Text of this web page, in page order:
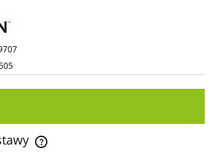
kosztów płatności